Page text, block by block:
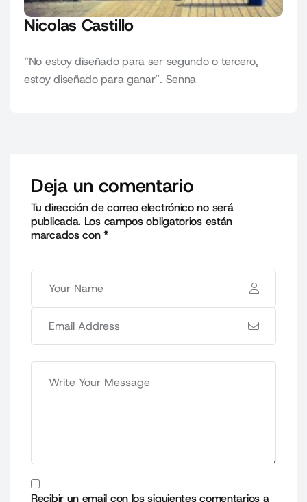
Nicolas Castillo
“No estoy diseñado para ser segundo o tercero,
estoy diseñado para ganar”. Senna
Deja un comentario
Tu dirección de correo electrónico no será
publicada. Los campos obligatorios están
marcados con*
Recibir un email con los siguientes comentarios a